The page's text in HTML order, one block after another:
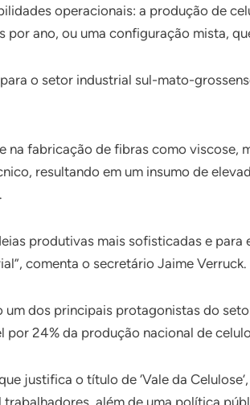
operacionais: a produção de
ano, ou uma configuração mista,
o setor industrial sul-mato-
na fabricação de fibras como
resultando em um insumo de
produtivas mais sofisticadas e
comenta o secretário Jaime Verruck.
um dos principais protagonistas do
24% da produção nacional de
justifica o título de ‘Vale da
além de uma política